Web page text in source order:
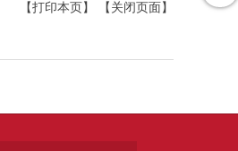
【打印本页】 【关闭页面】